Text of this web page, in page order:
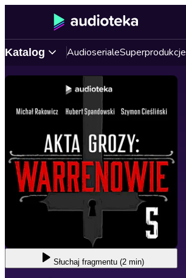
Katalog AudioserialeSuperprodukcje
Słuchaj fragmentu (2 min)